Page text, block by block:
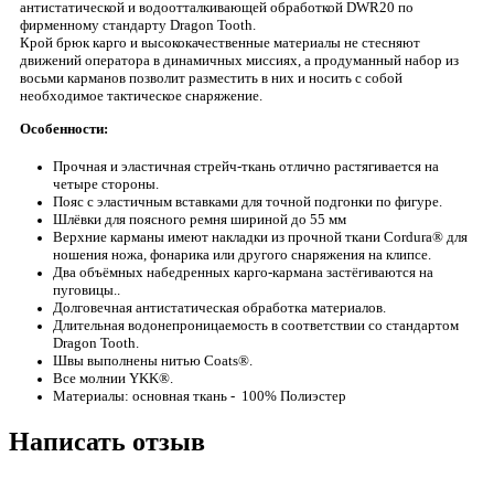
антистатической и водоотталкивающей обработкой DWR20 по
фирменному стандарту Dragon Tooth.
Крой брюк карго и высококачественные материалы не стесняют
движений оператора в динамичных миссиях, а продуманный набор из
восьми карманов позволит разместить в них и носить с собой
необходимое тактическое снаряжение.
Особенности:
Прочная и эластичная стрейч-ткань отлично растягивается на
четыре стороны.
Пояс с эластичным вставками для точной подгонки по фигуре.
Шлёвки для поясного ремня шириной до 55 мм
Верхние карманы имеют накладки из прочной ткани Cordura® для
ношения ножа, фонарика или другого снаряжения на клипсе.
Два объёмных набедренных карго-кармана застёгиваются на
пуговицы..
Долговечная антистатическая обработка материалов.
Длительная водонепроницаемость в соответствии со стандартом
Dragon Tooth.
Швы выполнены нитью Coats®.
Все молнии YKK®.
Материалы: основная ткань - 100% Полиэстер
Написать отзыв